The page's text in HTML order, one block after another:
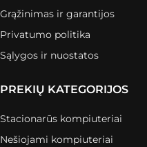
Grąžinimas ir garantijos
Privatumo politika
Sąlygos ir nuostatos
PREKIŲ KATEGORIJOS
Stacionarūs kompiuteriai
Nešiojami kompiuteriai